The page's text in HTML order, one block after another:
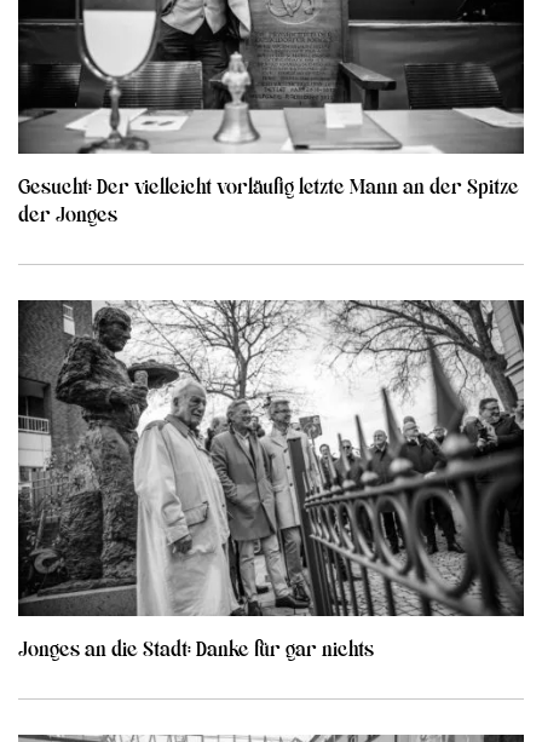
Gesucht: Der vielleicht vorläufig letzte Mann an der Spitze
der Jonges
Jonges an die Stadt: Danke für gar nichts